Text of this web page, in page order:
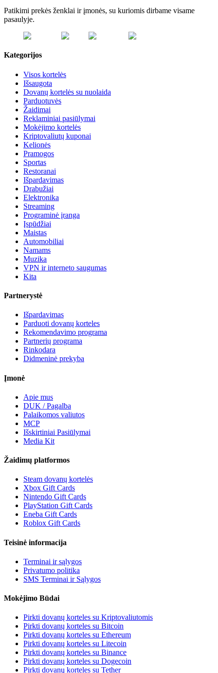
Patikimi prekės ženklai ir įmonės, su kuriomis dirbame visame
pasaulyje.
Kategorijos
Visos kortelės
Išsaugota
Dovanų kortelės su nuolaida
Parduotuvės
Žaidimai
Reklaminiai pasiūlymai
Mokėjimo kortelės
Kriptovaliutų kuponai
Kelionės
Pramogos
Sportas
Restoranai
Išpardavimas
Drabužiai
Elektronika
Streaming
Programinė įranga
Įspūdžiai
Maistas
Automobiliai
Namams
Muzika
VPN ir interneto saugumas
Kita
Partnerystė
Išpardavimas
Parduoti dovanų korteles
Rekomendavimo programa
Partnerių programa
Rinkodara
Didmeninė prekyba
Įmonė
Apie mus
DUK / Pagalba
Palaikomos valiutos
MCP
Išskirtiniai Pasiūlymai
Media Kit
Žaidimų platformos
Steam dovanų kortelės
Xbox Gift Cards
Nintendo Gift Cards
PlayStation Gift Cards
Eneba Gift Cards
Roblox Gift Cards
Teisinė informacija
Terminai ir sąlygos
Privatumo politika
SMS Terminai ir Sąlygos
Mokėjimo Būdai
Pirkti dovanų korteles su Kriptovaliutomis
Pirkti dovanų korteles su Bitcoin
Pirkti dovanų korteles su Ethereum
Pirkti dovanų korteles su Litecoin
Pirkti dovanų korteles su Binance
Pirkti dovanų korteles su Dogecoin
Pirkti dovanų korteles su Tether